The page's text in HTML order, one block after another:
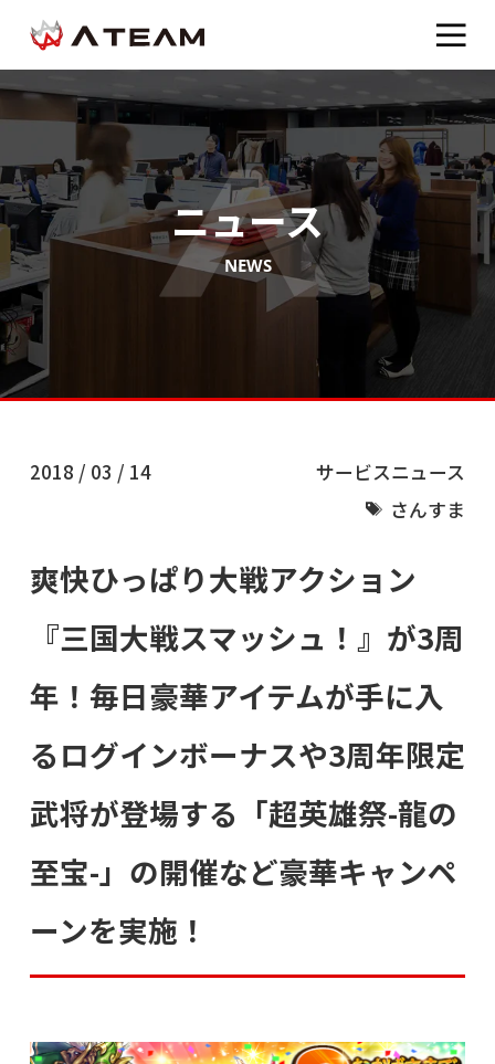
ニュース
NEWS
2018 / 03 / 14
サービスニュース
さんすま
爽快ひっぱり大戦アクション
『三国大戦スマッシュ！』が3周
年！毎日豪華アイテムが手に入
るログインボーナスや3周年限定
武将が登場する「超英雄祭-龍の
至宝-」の開催など豪華キャンペ
ーンを実施！